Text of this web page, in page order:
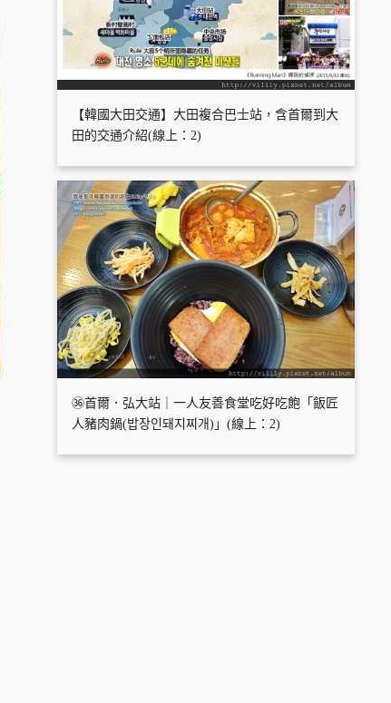
【韓國大田交通】大田複合巴士站，含首爾到大
田的交通介紹(線上：2)
㊱首爾．弘大站｜一人友善食堂吃好吃飽「飯匠
人豬肉鍋(밥장인돼지찌개)」(線上：2)